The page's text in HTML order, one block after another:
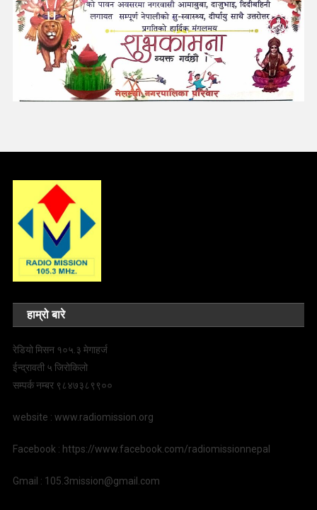
हाम्रो बारे
रेडियो मिसन १०५.३ मेगाहर्ज
ईन्द्रावती ५ जिरोकिलो
सम्पर्क नम्बर ९८४७३८९९००
website : www.radiomission.org
Facebook : https://www.facebook.com/radiomissionnepal
Gmail : 105.3mission@gmail.com